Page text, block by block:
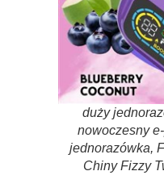
duży
nowoczesny
jednorazówka,
Chiny Fizzy